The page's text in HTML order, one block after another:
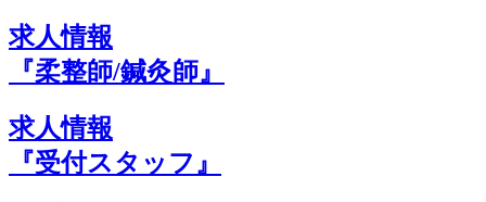
求人情報
『柔整師/鍼灸師』
求人情報
『受付スタッフ』